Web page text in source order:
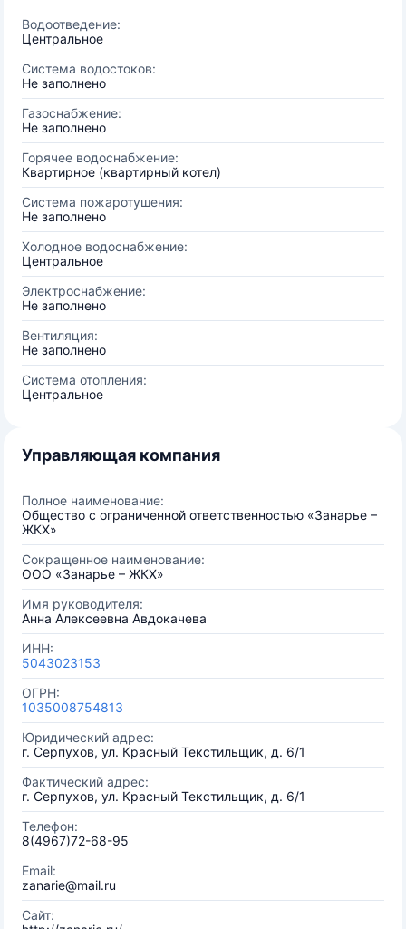
Водоотведение:
Центральное
Система водостоков:
Не заполнено
Газоснабжение:
Не заполнено
Горячее водоснабжение:
Квартирное (квартирный котел)
Система пожаротушения:
Не заполнено
Холодное водоснабжение:
Центральное
Электроснабжение:
Не заполнено
Вентиляция:
Не заполнено
Система отопления:
Центральное
Управляющая компания
Полное наименование:
Общество с ограниченной ответственностью «Занарье –
ЖКХ»
Сокращенное наименование:
ООО «Занарье – ЖКХ»
Имя руководителя:
Анна Алексеевна Авдокачева
ИНН:
5043023153
ОГРН:
1035008754813
Юридический адрес:
г. Серпухов, ул. Красный Текстильщик, д. 6/1
Фактический адрес:
г. Серпухов, ул. Красный Текстильщик, д. 6/1
Телефон:
8(4967)72-68-95
Email:
zanarie@mail.ru
Сайт: